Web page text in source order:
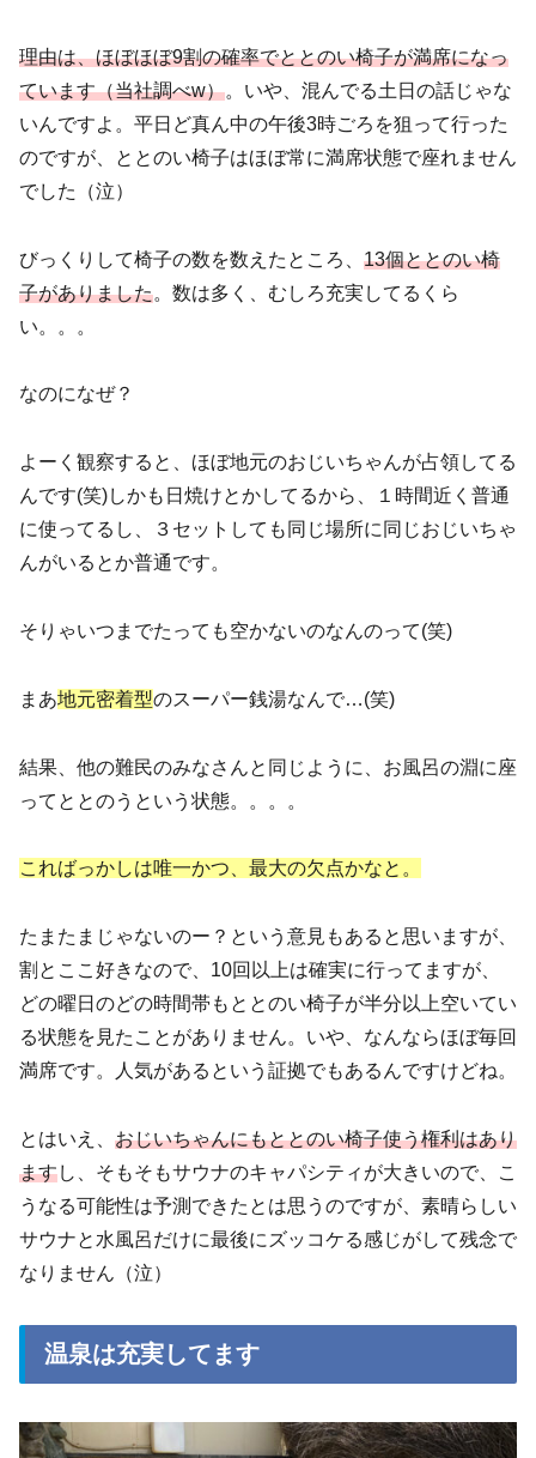
理由は、ほぼほぼ9割の確率でととのい椅子が満席になっ
ています（当社調べw）。いや、混んでる土日の話じゃな
いんですよ。平日ど真ん中の午後3時ごろを狙って行った
のですが、ととのい椅子はほぼ常に満席状態で座れません
でした（泣）
びっくりして椅子の数を数えたところ、 13個ととのい椅
子がありました。数は多く、むしろ充実してるくら
い。。。
なのになぜ？
よーく観察すると、ほぼ地元のおじいちゃんが占領してる
んです(笑)しかも日焼けとかしてるから、１時間近く普通
に使ってるし、３セットしても同じ場所に同じおじいちゃ
んがいるとか普通です。
そりゃいつまでたっても空かないのなんのって(笑)
まあ地元密着型のスーパー銭湯なんで…(笑)
結果、他の難民のみなさんと同じように、お風呂の淵に座
ってととのうという状態。。。。
こればっかしは唯一かつ、最大の欠点かなと。
たまたまじゃないのー？という意見もあると思いますが、
割とここ好きなので、10回以上は確実に行ってますが、
どの曜日のどの時間帯もととのい椅子が半分以上空いてい
る状態を見たことがありません。いや、なんならほぼ毎回
満席です。人気があるという証拠でもあるんですけどね。
とはいえ、 おじいちゃんにもととのい椅子使う権利はあり
ますし、そもそもサウナのキャパシティが大きいので、こ
うなる可能性は予測できたとは思うのですが、素晴らしい
サウナと水風呂だけに最後にズッコケる感じがして残念で
なりません（泣）
温泉は充実してます